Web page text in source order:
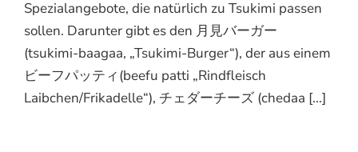
Spezialangebote, die natürlich zu Tsukimi passen
sollen. Darunter gibt es den 月見バーガー
(tsukimi-baagaa, „Tsukimi-Burger“), der aus einem
ビーフパッティ(beefu patti „Rindfleisch
Laibchen/Frikadelle“), チェダーチーズ (chedaa [...]